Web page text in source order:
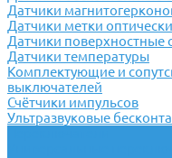
Датчики
Датчики метки
Датчики поверхностные
Датчики температуры
Комплектующие и
выключателей
Счётчики импульсов
Ультразвуковые